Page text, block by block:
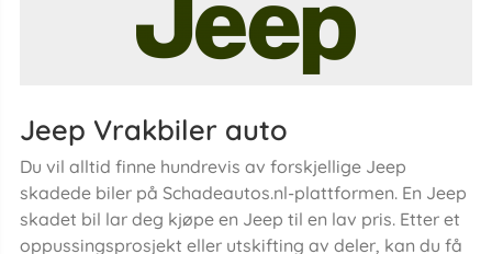
Jeep Vrakbiler auto
Du vil alltid finne hundrevis av forskjellige Jeep
skadede biler på Schadeautos.nl-plattformen. En Jeep
skadet bil lar deg kjøpe en Jeep til en lav pris. Etter et
oppussingsprosjekt eller utskifting av deler, kan du få